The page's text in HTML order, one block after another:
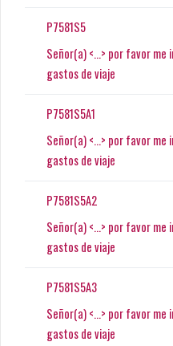
P7581S5
Señor(a) <...> por favor
gastos de viaje
P7581S5A1
Señor(a) <...> por favor
gastos de viaje
P7581S5A2
Señor(a) <...> por favor
gastos de viaje
P7581S5A3
Señor(a) <...> por favor
gastos de viaje